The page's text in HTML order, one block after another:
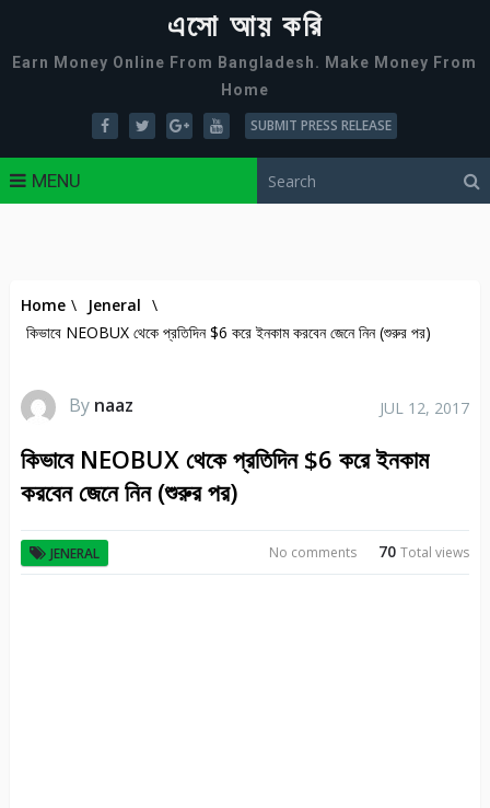
এসো আয় করি
Earn Money Online From Bangladesh. Make Money From
Home
SUBMIT PRESS RELEASE
MENU
Home \ Jeneral \
কিভাবে NEOBUX থেকে প্রতিদিন $6 করে ইনকাম করবেন জেনে নিন (শুরুর পর)
By naaz JUL 12, 2017
কিভাবে NEOBUX থেকে প্রতিদিন $6 করে ইনকাম
করবেন জেনে নিন (শুরুর পর)
JENERAL 70Total views
No comments